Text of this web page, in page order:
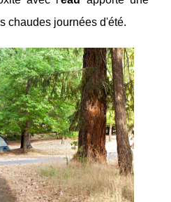
chaudes journées d'été.